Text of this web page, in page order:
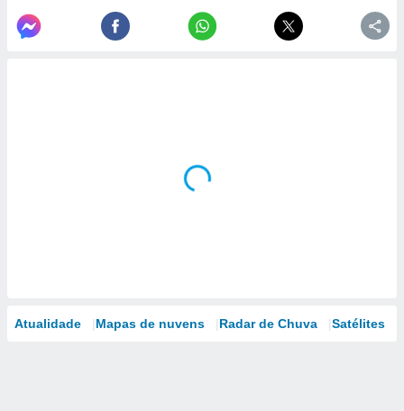
Atualidade Mapas de nuvens Radar de Chuva Satélites